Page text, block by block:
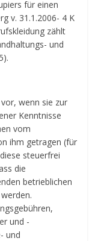
für einen
v. 31.1.2006- 4 K
zählt
und
wenn sie zur
Kenntnisse
vom
ihm getragen (für
steuerfrei
die
betrieblichen
und -
und